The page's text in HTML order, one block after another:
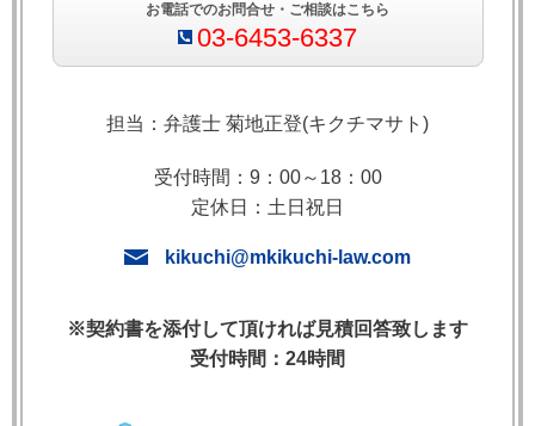
6. Brexit（2020年1月31日）による変化
7. Brexit後の英国・EU間取引の現在の注意点
9. よくある質問（FAQ）
1. EU法の優越とは何か——英国加盟時代
英国がEUに加盟していた時代（1973年〜2020年1月
お電話でのお問合せ・ご相談はこちら
03-6453-6337
担当：弁護士 菊地正登(キクチマサト)
受付時間：9：00～18：00
定休日：土日祝日
kikuchi@mkikuchi-law.com
※契約書を添付して頂ければ見積回答致します
受付時間：24時間